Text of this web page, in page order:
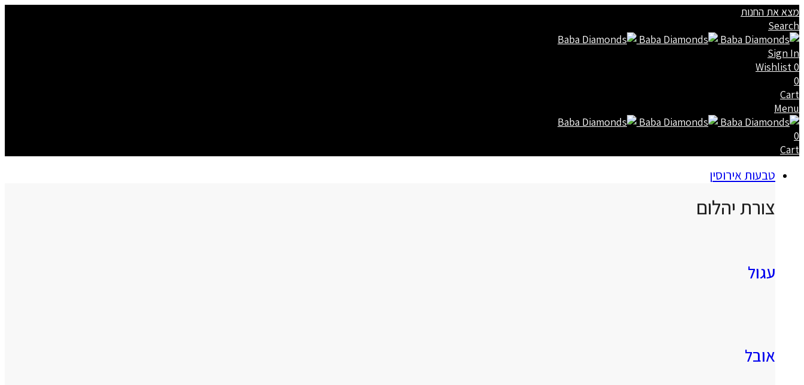
מצא את החנות
Search
Sign In
0
Wishlist
0
Cart
Menu
0
Cart
טבעות אירוסין
צורת יהלום
עגול
אובל